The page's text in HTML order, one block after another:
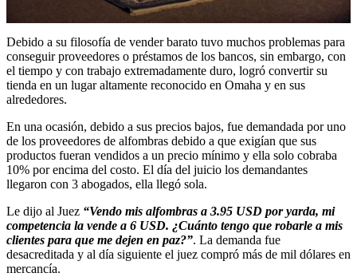
Debido a su filosofía de vender barato tuvo muchos problemas para
conseguir proveedores o préstamos de los bancos, sin embargo, con
el tiempo y con trabajo extremadamente duro, logró convertir su
tienda en un lugar altamente reconocido en Omaha y en sus
alrededores.
En una ocasión, debido a sus precios bajos, fue demandada por uno
de los proveedores de alfombras debido a que exigían que sus
productos fueran vendidos a un precio mínimo y ella solo cobraba
10% por encima del costo. El día del juicio los demandantes
llegaron con 3 abogados, ella llegó sola.
Le dijo al Juez “Vendo mis alfombras a 3.95 USD por yarda, mi
competencia la vende a 6 USD. ¿Cuánto tengo que robarle a mis
clientes para que me dejen en paz?”. La demanda fue
desacreditada y al día siguiente el juez compró más de mil dólares en
mercancía.